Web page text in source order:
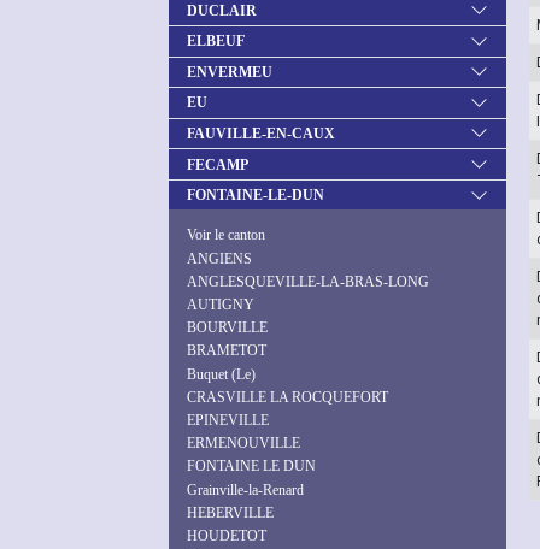
DUCLAIR
ELBEUF
ENVERMEU
EU
FAUVILLE-EN-CAUX
FECAMP
FONTAINE-LE-DUN
Voir le canton
ANGIENS
ANGLESQUEVILLE-LA-BRAS-LONG
AUTIGNY
BOURVILLE
BRAMETOT
Buquet (Le)
CRASVILLE LA ROCQUEFORT
EPINEVILLE
ERMENOUVILLE
FONTAINE LE DUN
Grainville-la-Renard
HEBERVILLE
HOUDETOT